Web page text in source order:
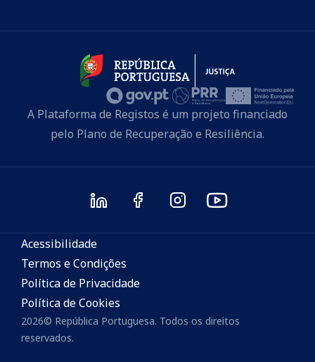
A Plataforma de Registos é um projeto financiado
pelo Plano de Recuperação e Resiliência.
Acessibilidade
Termos e Condições
Política de Privacidade
Política de Cookies
©
2026
República Portuguesa. Todos os direitos
reservados.